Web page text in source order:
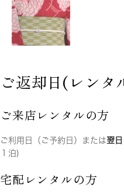
ご返却日(レンタ
ご来店レンタルの方
ご利用日（ご予約日）または翌日
１泊)
宅配レンタルの方